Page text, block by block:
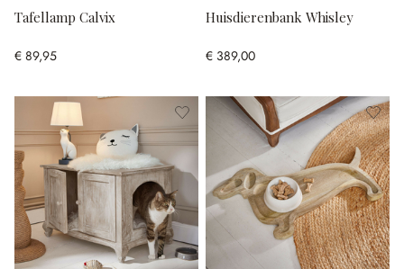
Tafellamp Calvix
€ 89,95
Huisdierenbank Whisley
€ 389,00